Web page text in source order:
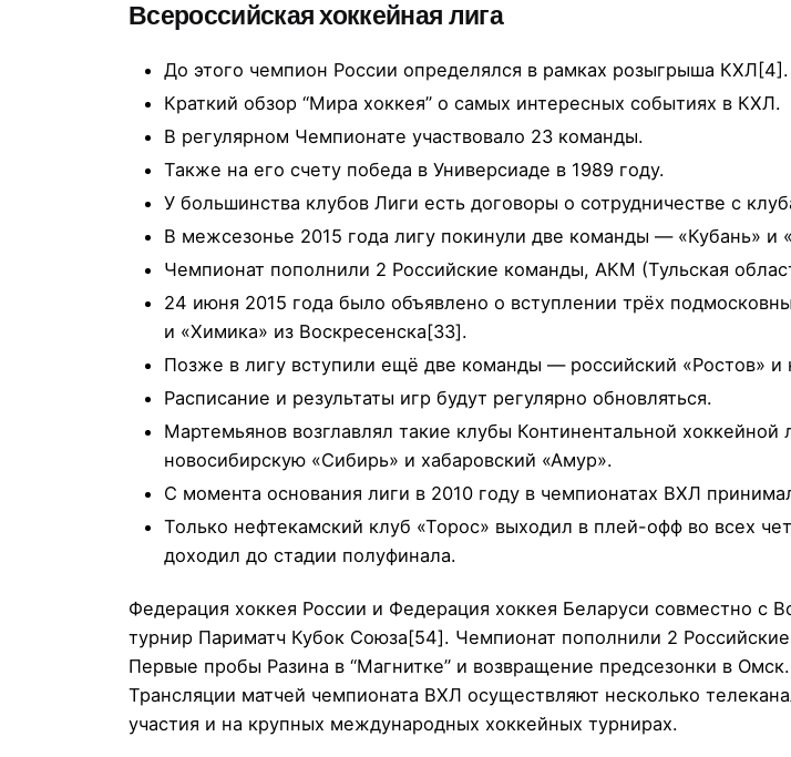
Всероссийская хоккейная лига
До этого чемпион России определялся в рамках розыгрыша КХЛ[4].
Краткий обзор “Мира хоккея” о самых интересных событиях в КХЛ.
В регулярном Чемпионате участвовало 23 команды.
Также на его счету победа в Универсиаде в 1989 году.
У большинства клубов Лиги есть договоры о сотрудничестве с
В межсезонье 2015 года лигу покинули две команды — «Кубань» и
Чемпионат пополнили 2 Российские команды, АКМ (Тульская
24 июня 2015 года было объявлено о вступлении трёх
и «Химика» из Воскресенска[33].
Позже в лигу вступили ещё две команды — российский «Ростов»
Расписание и результаты игр будут регулярно обновляться.
Мартемьянов возглавлял такие клубы Континентальной
новосибирскую «Сибирь» и хабаровский «Амур».
С момента основания лиги в 2010 году в чемпионатах ВХЛ
Только нефтекамский клуб «Торос» выходил в плей-офф во всех
доходил до стадии полуфинала.
Федерация хоккея России и Федерация хоккея Беларуси совместно с
турнир Париматч Кубок Союза[54]. Чемпионат пополнили 2
Первые пробы Разина в “Магнитке” и возвращение предсезонки в
Трансляции матчей чемпионата ВХЛ осуществляют несколько
участия и на крупных международных хоккейных турнирах.